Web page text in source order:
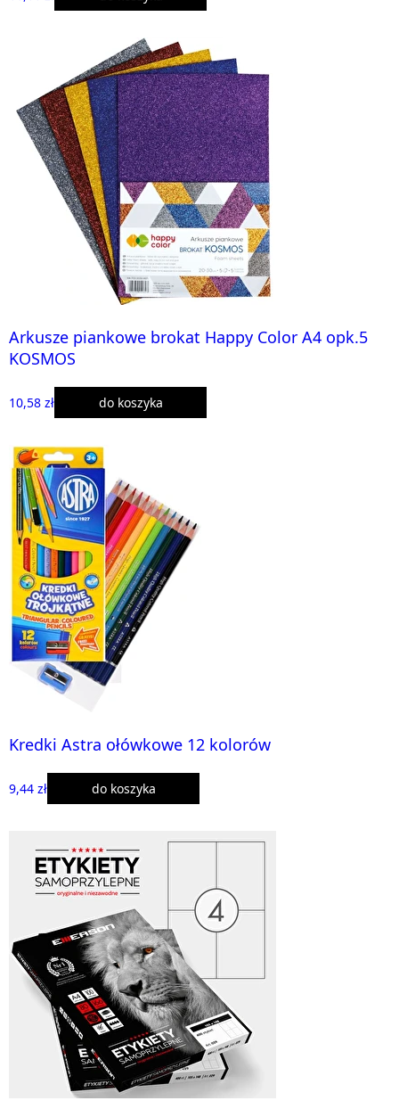
Arkusze piankowe brokat Happy Color A4 opk.5
KOSMOS
10,58 zł do koszyka
Kredki Astra ołówkowe 12 kolorów
9,44 zł do koszyka